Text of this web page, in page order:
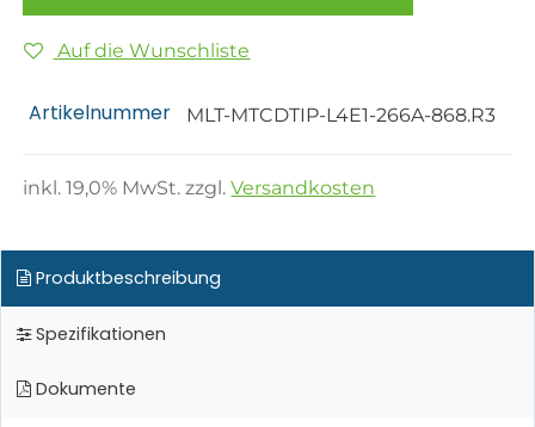
Auf die Wunschliste
Artikelnummer MLT-MTCDTIP-L4E1-266A-868.R3
inkl.19,0% MwSt. zzgl.Versandkosten
Produktbeschreibung
Spezifikationen
Dokumente